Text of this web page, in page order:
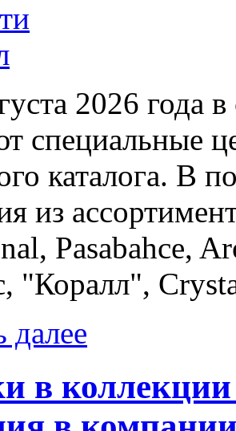
2026 года
специальные
каталога. В
из
Pasabahce,
"Коралл",
далее
в